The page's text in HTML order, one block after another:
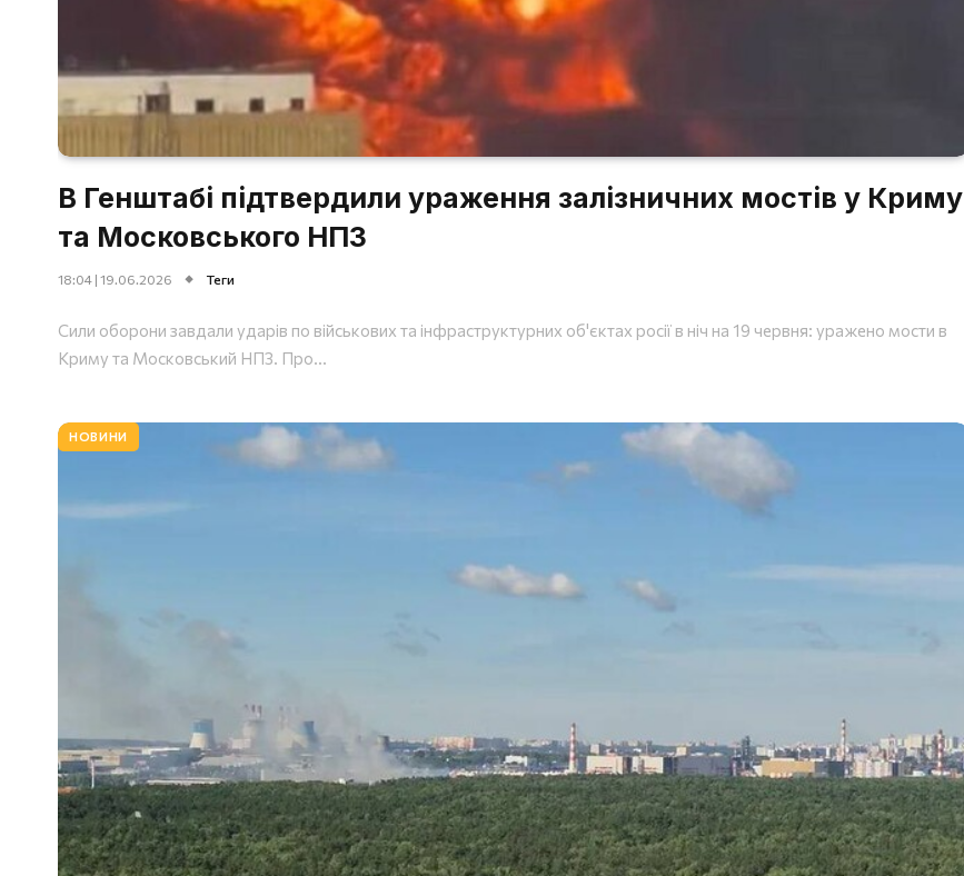
В Генштабі підтвердили ураження залізничних мостів у Криму
та Московського НПЗ
18:04 | 19.06.2026 Теги
Сили оборони завдали ударів по військових та інфраструктурних об'єктах росії в ніч на 19 червня: уражено мости в
Криму та Московський НПЗ. Про...
НОВИНИ